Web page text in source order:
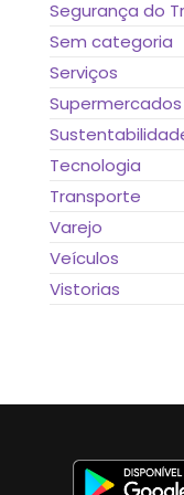
Segurança do
Sem categoria
Serviços
Supermercados
Tecnologia
Transporte
Varejo
Veículos
Vistorias